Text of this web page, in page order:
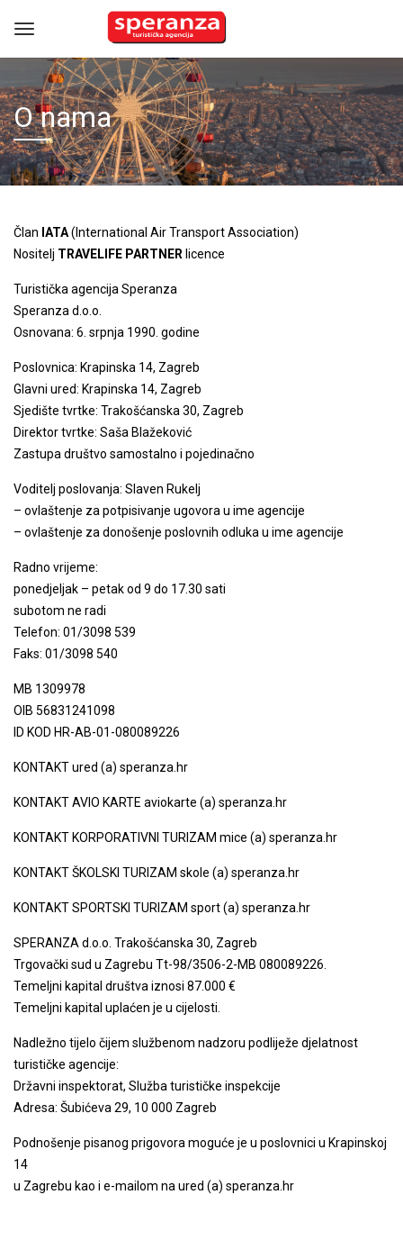
O nama
Član IATA(International Air Transport Association)
Nositelj TRAVELIFE PARTNER licence
Turistička agencija Speranza
Speranza d.o.o.
Osnovana: 6. srpnja 1990. godine
Poslovnica: Krapinska 14, Zagreb
Glavni ured: Krapinska 14, Zagreb
Sjedište tvrtke: Trakošćanska 30, Zagreb
Direktor tvrtke: Saša Blažeković
Zastupa društvo samostalno i pojedinačno
Voditelj poslovanja: Slaven Rukelj
– ovlaštenje za potpisivanje ugovora u ime agencije
– ovlaštenje za donošenje poslovnih odluka u ime agencije
Radno vrijeme:
ponedjeljak – petak od 9 do 17.30 sati
subotom ne radi
Telefon: 01/3098 539
Faks: 01/3098 540
MB 1309978
OIB 56831241098
ID KOD HR-AB-01-080089226
KONTAKT ured (a) speranza.hr
KONTAKT AVIO KARTE aviokarte (a) speranza.hr
KONTAKT KORPORATIVNI TURIZAM mice (a) speranza.hr
KONTAKT ŠKOLSKI TURIZAM skole (a) speranza.hr
KONTAKT SPORTSKI TURIZAM sport (a) speranza.hr
SPERANZA d.o.o. Trakošćanska 30, Zagreb
Trgovački sud u Zagrebu Tt-98/3506-2-MB 080089226.
Temeljni kapital društva iznosi 87.000 €
Temeljni kapital uplaćen je u cijelosti.
Nadležno tijelo čijem službenom nadzoru podliježe djelatnost
turističke agencije:
Državni inspektorat, Služba turističke inspekcije
Adresa: Šubićeva 29, 10 000 Zagreb
Podnošenje pisanog prigovora moguće je u poslovnici u Krapinskoj
14
u Zagrebu kao i e-mailom na ured (a) speranza.hr